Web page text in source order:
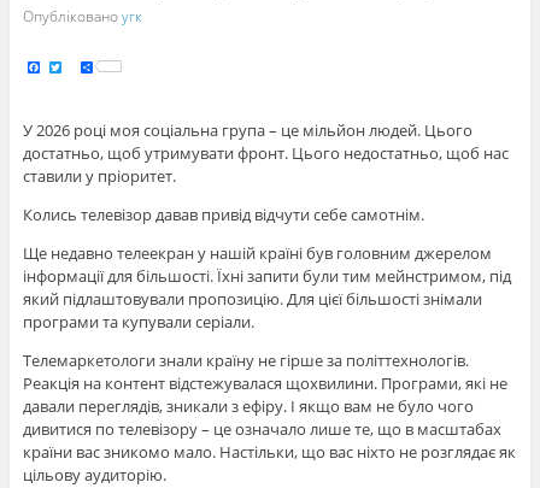
Опублікованоугк
Fa
o
o
k
Tw
e
r
S
h
У 2026 році моя соціальна група – це мільйон людей. Цього
достатньо, щоб утримувати фронт. Цього недостатньо, щоб нас
ставили у пріоритет.
Колись телевізор давав привід відчути себе самотнім.
Ще недавно телеекран у нашій країні був головним джерелом
інформації для більшості. Їхні запити були тим мейнстримом, під
який підлаштовували пропозицію. Для цієї більшості знімали
програми та купували серіали.
Телемаркетологи знали країну не гірше за політтехнологів.
Реакція на контент відстежувалася щохвилини. Програми, які не
давали переглядів, зникали з ефіру. І якщо вам не було чого
дивитися по телевізору – це означало лише те, що в масштабах
країни вас зникомо мало. Настільки, що вас ніхто не розглядає як
цільову аудиторію.